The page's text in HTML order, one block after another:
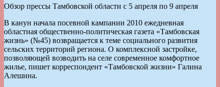
Обзор прессы Тамбовской области с 5 апреля по 9 апреля
В канун начала посевной кампании 2010 ежедневная
областная общественно-политическая газета «Тамбовская
жизнь» (№45) возвращается к теме социального развития
сельских территорий региона. О комплексной застройке,
позволяющей возводить на селе современное комфортное
жилье, пишет корреспондент «Тамбовской жизни» Галина
Алешина.